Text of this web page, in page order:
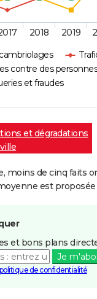
contre des
et fraudes
2018 2019
et dégradations
moins de cinq faits
est proposée
et bons plans
Je
de confidentialité